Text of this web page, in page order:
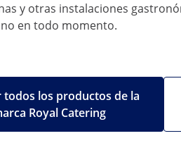
y otras instalaciones
en todo momento.
los productos de la
Royal Catering